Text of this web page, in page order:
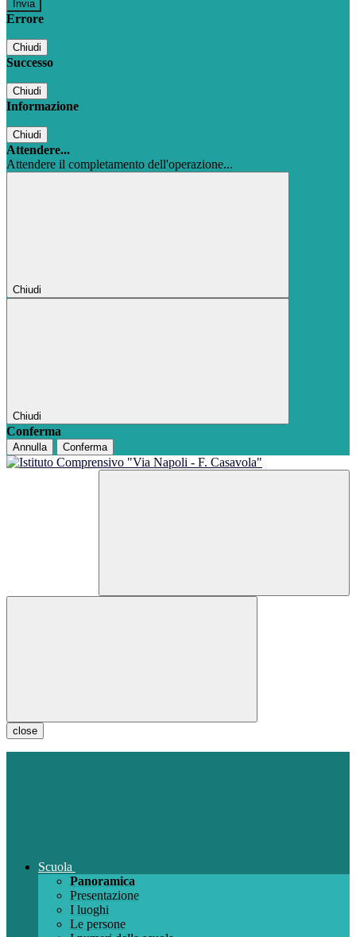
Errore
Chiudi
Successo
Chiudi
Informazione
Chiudi
Attendere...
Attendere il completamento dell'operazione...
Chiudi
Chiudi
Conferma
Annulla Conferma
close
Scuola
Panoramica
Presentazione
I luoghi
Le persone